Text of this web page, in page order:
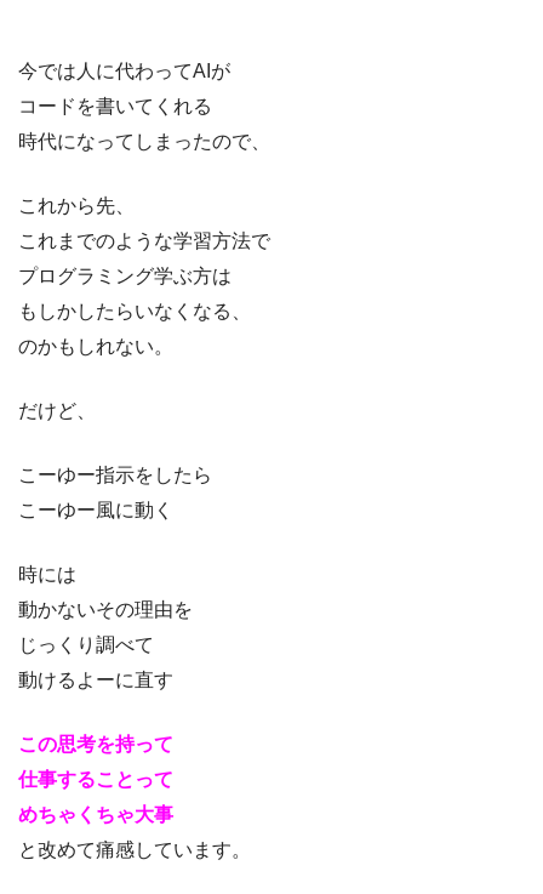
今では人に代わってAIが
コードを書いてくれる
時代になってしまったので、
これから先、
これまでのような学習方法で
プログラミング学ぶ方は
もしかしたらいなくなる、
のかもしれない。
だけど、
こーゆー指示をしたら
こーゆー風に動く
時には
動かないその理由を
じっくり調べて
動けるよーに直す
この思考を持って
仕事することって
めちゃくちゃ大事
と改めて痛感しています。